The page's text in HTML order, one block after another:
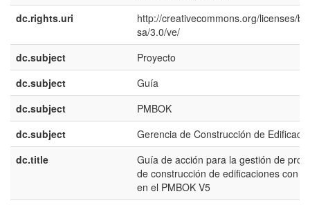
dc.rights.uri
http://creativecommons.org/licenses/
sa/3.0/ve/
dc.subject
Proyecto
dc.subject
Guía
dc.subject
PMBOK
dc.subject
Gerencia de Construcción de
dc.title
Guía de acción para la gestión de
de construcción de edificaciones con
en el PMBOK V5